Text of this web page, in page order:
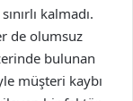
kalmadı.
de olumsuz
bulunan
müşteri kaybı